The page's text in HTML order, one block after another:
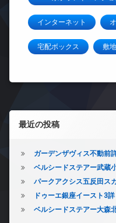
インターネット
宅配ボックス 敷
左サイドバー
最近の投稿
ガーデンザヴィス不動前
ベルシードステアー武蔵
パークアクシス五反田ス
ドゥーエ銀座イースト3
ベルシードステアー大森